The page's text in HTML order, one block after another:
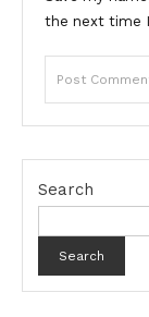
the next time
Search
Search